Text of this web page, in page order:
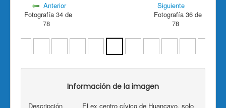
Anterior
Fotografía 34 de
78
Siguiente
Fotografía 36 de
78
Información de la imagen
Descripción
El ex centro cívico de Huancayo, solo